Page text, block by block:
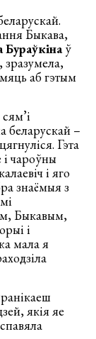
Быкава,
Бураўкінаў
аб гэтым
беларускай –
Гэта
і чароўны
і яго
знаёмыя з
Быкавым,
і
мала я
якія яе